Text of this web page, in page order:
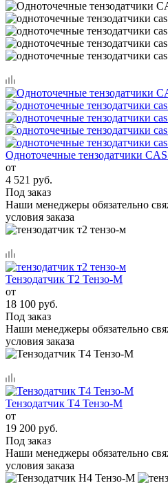
Одноточечные тензодатчики
от
4 521 руб.
Под заказ
Наши менеджеры обязательно
условия заказа
Тензодатчик Т2 Тензо-М
от
18 100 руб.
Под заказ
Наши менеджеры обязательно
условия заказа
Тензодатчик Т4 Тензо-М
от
19 200 руб.
Под заказ
Наши менеджеры обязательно
условия заказа